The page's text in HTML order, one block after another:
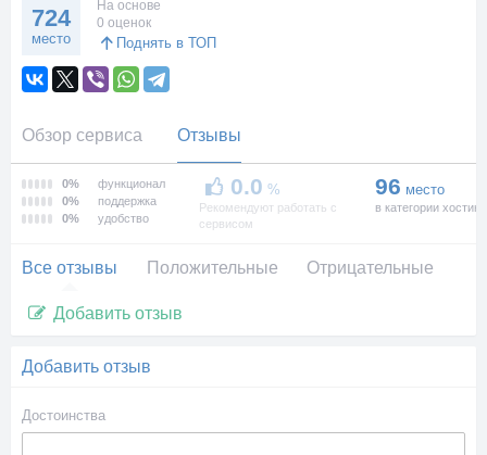
724
место
На основе
0 оценок
Поднять в ТОП
Обзор сервиса Отзывы
0%
функционал
0%
поддержка
0%
удобство
0.0 %
Рекомендуют работать с
сервисом
96 место
в категории хостинг
Все отзывы Положительные Отрицательные
Добавить отзыв
Добавить отзыв
Достоинства